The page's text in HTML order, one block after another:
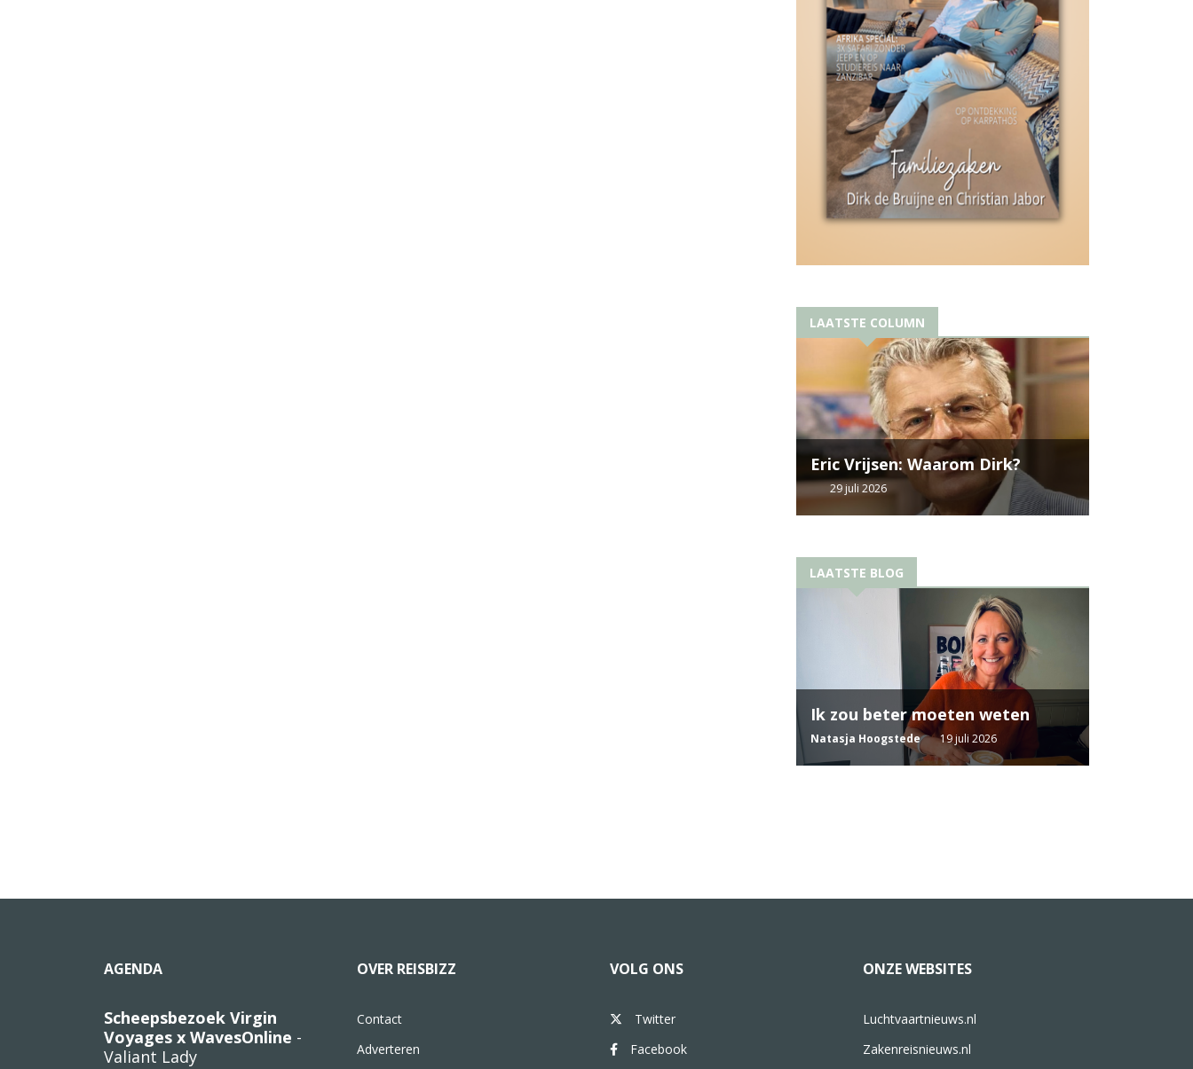
LAATSTE COLUMN
Eric Vrijsen: Waarom Dirk?
29 juli 2026
LAATSTE BLOG
Ik zou beter moeten weten
Natasja Hoogstede 19 juli 2026
AGENDA
Scheepsbezoek Virgin
Voyages x WavesOnline -
Valiant Lady
OVER REISBIZZ
Contact
Adverteren
VOLG ONS
Twitter
Facebook
ONZE WEBSITES
Luchtvaartnieuws.nl
Zakenreisnieuws.nl